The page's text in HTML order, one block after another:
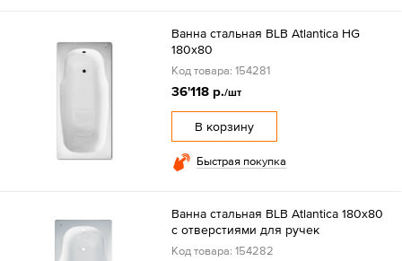
Ванна стальная BLB Atlantica HG
180x80
Код товара: 154281
36'118 р./шт
В корзину
Быстрая покупка
Ванна стальная BLB Atlantica 180x80
с отверстиями для ручек
Код товара: 154282